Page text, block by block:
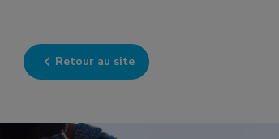
Retour au site